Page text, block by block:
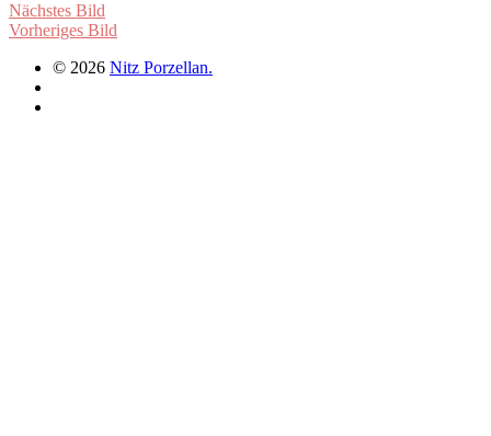
Nächstes Bild
Vorheriges Bild
© 2026 Nitz Porzellan.